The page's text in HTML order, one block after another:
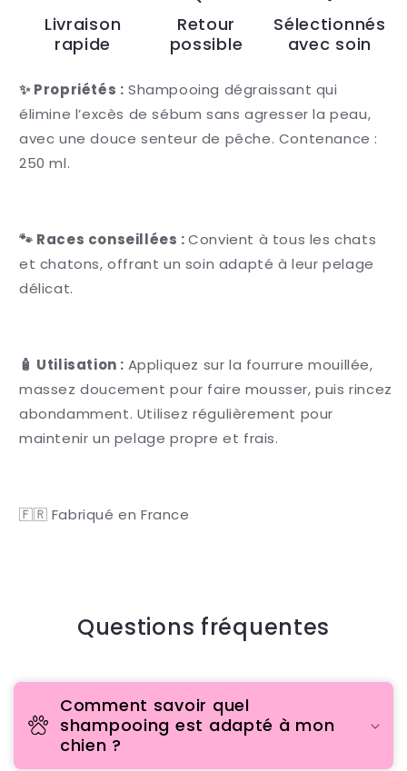
Livraison
rapide
Retour
possible
Sélectionnés
avec soin
✨ Propriétés : Shampooing dégraissant qui
élimine l’excès de sébum sans agresser la peau,
avec une douce senteur de pêche. Contenance :
250 ml.
🐾 Races conseillées :Convient à tous les chats
et chatons, offrant un soin adapté à leur pelage
délicat.
🧴 Utilisation : Appliquez sur la fourrure mouillée,
massez doucement pour faire mousser, puis rincez
abondamment. Utilisez régulièrement pour
maintenir un pelage propre et frais.
🇫🇷 Fabriqué en France
Questions fréquentes
Comment savoir quel
shampooing est adapté à mon
chien ?